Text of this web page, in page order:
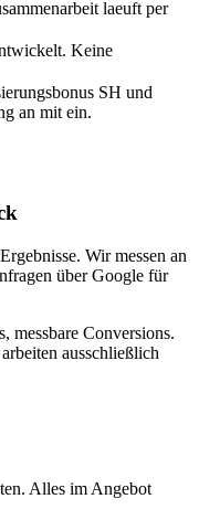
laeuft per
Keine
SH und
an mit ein.
Wir messen an
über Google für
messbare Conversions.
ausschließlich
Alles im Angebot